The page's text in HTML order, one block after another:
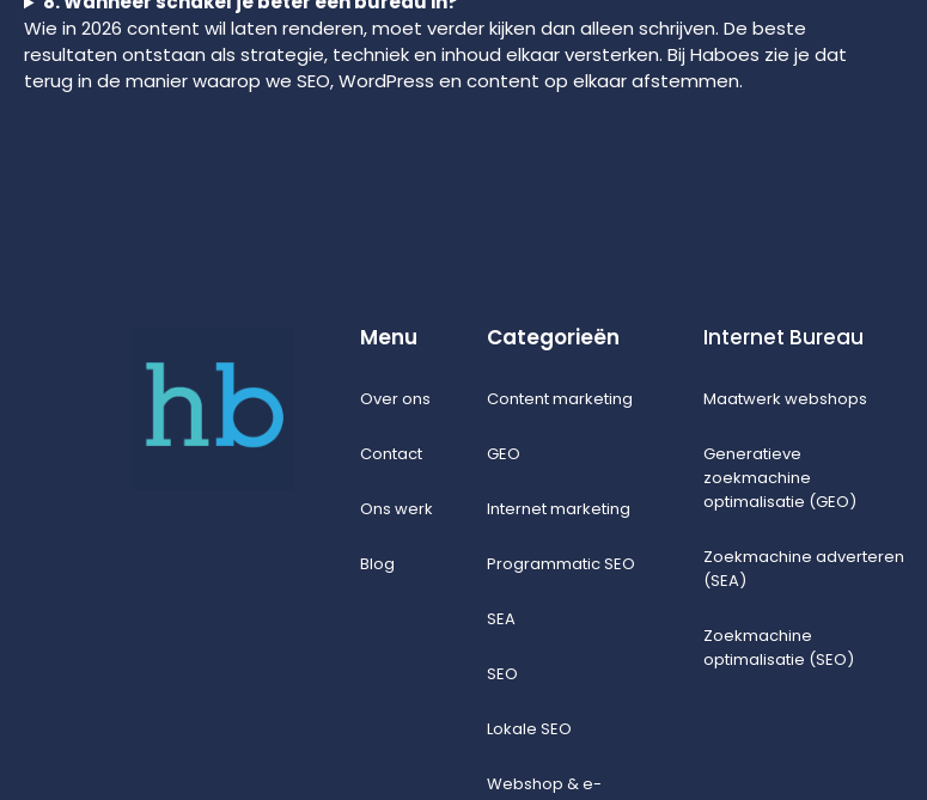
Wie in 2026 content wil laten renderen, moet verder kijken dan alleen schrijven. De beste
resultaten ontstaan als strategie, techniek en inhoud elkaar versterken. Bij Haboes zie je dat
terug in de manier waarop we SEO, WordPress en content op elkaar afstemmen.
Menu
Over ons
Contact
Ons werk
Blog
Categorieën
Content marketing
GEO
Internet marketing
Programmatic SEO
SEA
SEO
Lokale SEO
Webshop & e-
Internet Bureau
Maatwerk webshops
Generatieve
zoekmachine
optimalisatie (GEO)
Zoekmachine adverteren
(SEA)
Zoekmachine
optimalisatie (SEO)